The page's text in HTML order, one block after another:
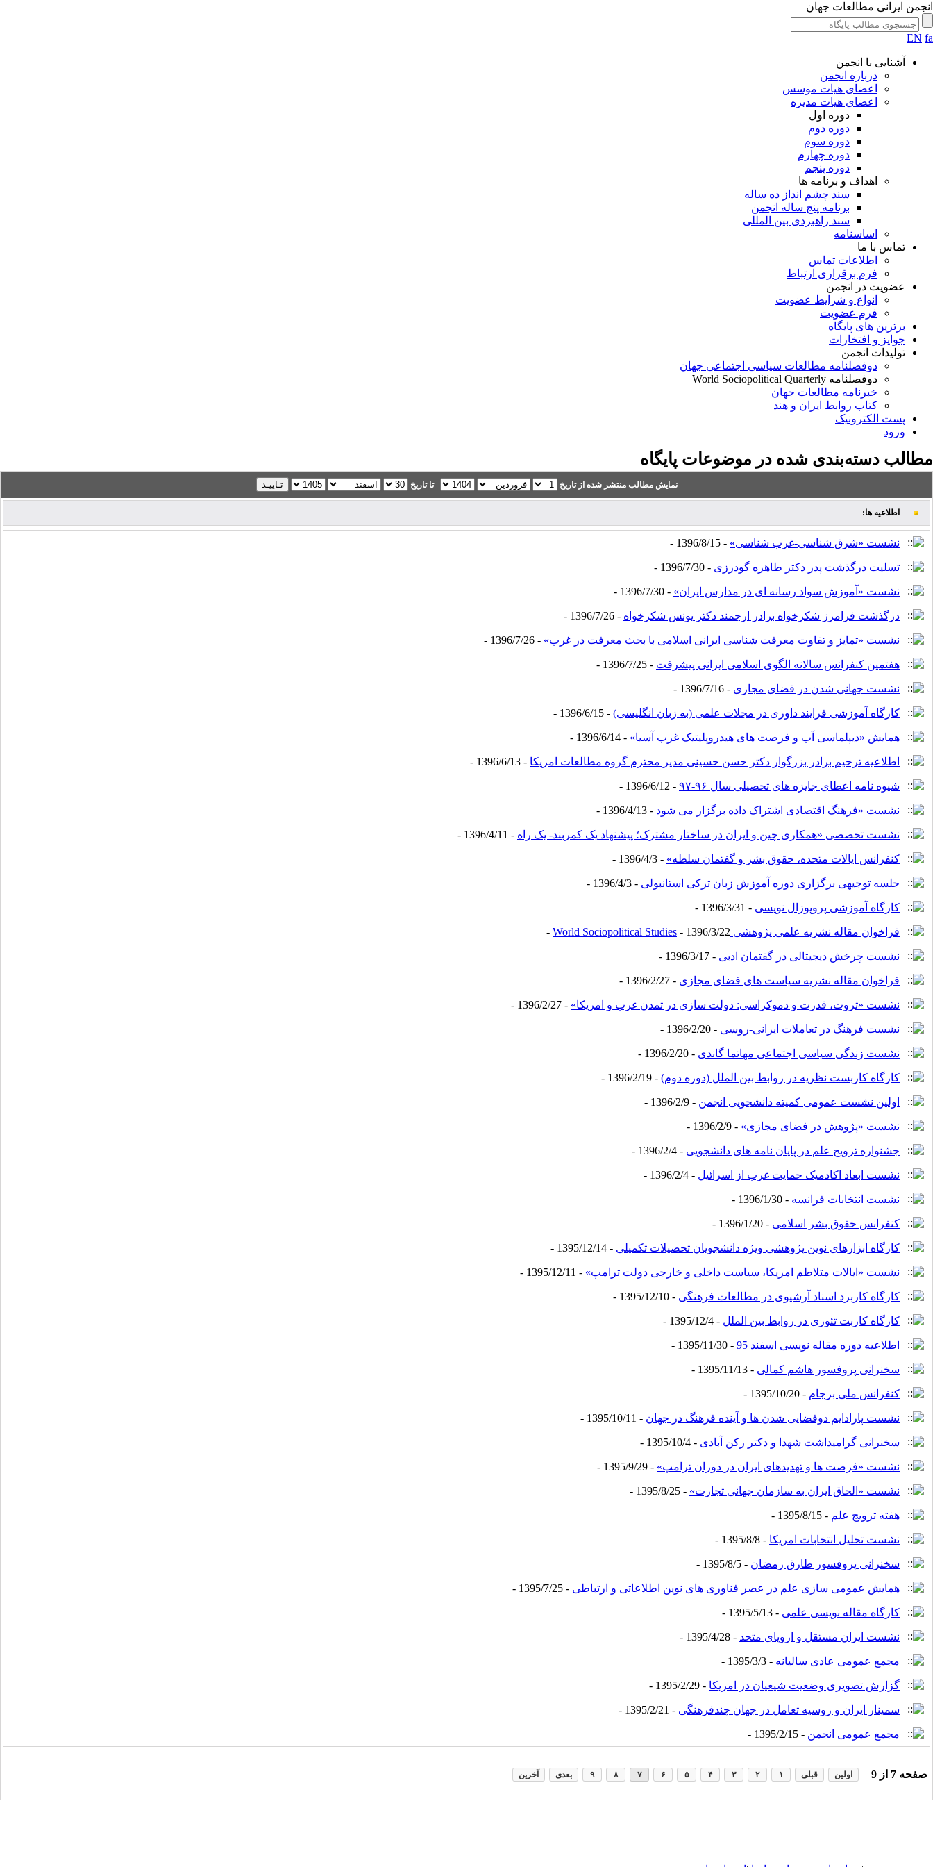
انجمن ایرانی مطالعات جهان
EN fa
آشنایی با انجمن
درباره انجمن
اعضای هیات موسس
اعضای هیات مدیره
دوره اول
دوره دوم
دوره سوم
دوره چهارم
دوره پنجم
اهداف و برنامه ها
سند چشم انداز ده ساله
برنامه پنج ساله انجمن
سند راهبردی بین المللی
اساسنامه
تماس با ما
اطلاعات تماس
فرم برقراری ارتباط
عضویت در انجمن
انواع و شرایط عضویت
فرم عضویت
برترین های پایگاه
جوایز و افتخارات
تولیدات انجمن
دوفصلنامه مطالعات سیاسی اجتماعی جهان
دوفصلنامه World Sociopolitical Quarterly
خبرنامه مطالعات جهان
کتاب روابط ایران و هند
پست الکترونیک
ورود
مطالب دسته‌بندی شده در موضوعات پایگاه
نمایش مطالب منتشر شده از تاریخ تا تاریخ
اطلاعیه ها:
نشست «شرق شناسی-غرب شناسی» - 1396/8/15 -
تسلیت درگذشت پدر دکتر طاهره گودرزی - 1396/7/30 -
نشست «آموزش سواد رسانه ای در مدارس ایران» - 1396/7/30 -
درگذشت فرامرز شکرخواه برادر ارجمند دکتر یونس شکرخواه - 1396/7/26 -
نشست «تمایز و تفاوت معرفت شناسی ایرانی اسلامی با بحث معرفت در غرب» - 1396/7/26 -
هفتمین کنفرانس سالانه الگوی اسلامی ایرانی پیشرفت - 1396/7/25 -
نشست جهانی شدن در فضای مجازی - 1396/7/16 -
کارگاه آموزشی فرایند داوری در مجلات علمی (به زبان انگلیسی) - 1396/6/15 -
همایش «دیپلماسی آب و فرصت های هیدروپلیتیک غرب آسیا» - 1396/6/14 -
اطلاعیه ترحیم برادر بزرگوار دکتر حسن حسینی مدیر محترم گروه مطالعات امریکا - 1396/6/13 -
شیوه نامه اعطای جایزه های تحصیلی سال ۹۶-۹۷ - 1396/6/12 -
نشست «فرهنگ اقتصادی اشتراک داده برگزار می شود - 1396/4/13 -
نشست تخصصی «همکاری چین و ایران در ساختار مشترک؛ پیشنهاد یک کمربند- یک راه - 1396/4/11 -
کنفرانس ایالات متحده، حقوق بشر و گفتمان سلطه» - 1396/4/3 -
جلسه توجیهی برگزاری دوره آموزش زبان ترکی استانبولی - 1396/4/3 -
کارگاه آموزشی پروپوزال نویسی - 1396/3/31 -
فراخوان مقاله نشریه علمی پژوهشی World Sociopolitical Studies - 1396/3/22 -
نشست چرخش دیجیتالی در گفتمان ادبی - 1396/3/17 -
فراخوان مقاله نشریه سیاست های فضای مجازی - 1396/2/27 -
نشست «ثروت، قدرت و دموکراسی: دولت سازی در تمدن غرب و امریکا» - 1396/2/27 -
نشست فرهنگ در تعاملات ایرانی-روسی - 1396/2/20 -
نشست زندگی سیاسی اجتماعی مهاتما گاندی - 1396/2/20 -
کارگاه کاربست نظریه در روابط بین الملل (دوره دوم) - 1396/2/19 -
اولین نشست عمومی کمیته دانشجویی انجمن - 1396/2/9 -
نشست «پژوهش در فضای مجازی» - 1396/2/9 -
جشنواره ترویج علم در پایان نامه های دانشجویی - 1396/2/4 -
نشست ابعاد اکادمیک حمایت غرب از اسرائیل - 1396/2/4 -
نشست انتخابات فرانسه - 1396/1/30 -
کنفرانس حقوق بشر اسلامی - 1396/1/20 -
کارگاه ابزارهای نوین پژوهشی ویژه دانشجویان تحصیلات تکمیلی - 1395/12/14 -
نشست «ایالات متلاطم امریکا، سیاست داخلی و خارجی دولت ترامپ» - 1395/12/11 -
کارگاه کاربرد اسناد آرشیوی در مطالعات فرهنگی - 1395/12/10 -
کارگاه کاربت تئوری در روابط بین الملل - 1395/12/4 -
اطلاعیه دوره مقاله نویسی اسفند 95 - 1395/11/30 -
سخنرانی پروفسور هاشم کمالی - 1395/11/13 -
کنفرانس ملی برجام - 1395/10/20 -
نشست پارادایم دوفضایی شدن ها و آینده فرهنگ در جهان - 1395/10/11 -
سخنرانی گرامیداشت شهدا و دکتر رکن آبادی - 1395/10/4 -
نشست «فرصت ها و تهدیدهای ایران در دوران ترامپ» - 1395/9/29 -
نشست «الحاق ایران به سازمان جهانی تجارت» - 1395/8/25 -
هفته ترویج علم - 1395/8/15 -
نشست تحلیل انتخابات امریکا - 1395/8/8 -
سخنرانی پروفسور طارق رمضان - 1395/8/5 -
همایش عمومی سازی علم در عصر فناوری های نوین اطلاعاتی و ارتباطی - 1395/7/25 -
کارگاه مقاله نویسی علمی - 1395/5/13 -
نشست ایران مستقل و اروپای متحد - 1395/4/28 -
مجمع عمومی عادی سالیانه - 1395/3/3 -
گزارش تصویری وضعیت شیعیان در امریکا - 1395/2/29 -
سمینار ایران و روسیه تعامل در جهان چندفرهنگی - 1395/2/21 -
مجمع عمومی انجمن - 1395/2/15 -
صفحه 7 از 9 اولین قبلی ۱ ۲ ۳ ۴ ۵ ۶ ۷ ۸ ۹ بعدی آخرین